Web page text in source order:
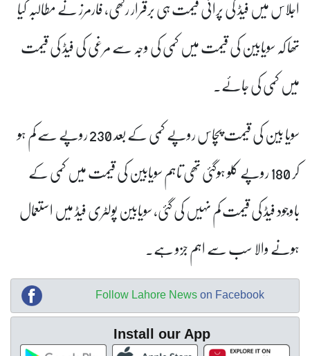
اجلاس میں فیڈ کی پرانی قیمت ہی برقرار رکھی، فارمرز نے مطالبہ کیا
تھا کہ سویابین کی قیمت میں کمی کی وجہ سے مرغی کی فیڈ کی قیمت
میں کمی کی جائے۔
سویا بین کی قیمت پچاس روپے کمی کے بعد 230 روپے سے کم ہو
کر 180 روپے کلو ہوگئی تھی تاہم سویابین کی قیمت میں کمی کے
باوجود فیڈ کی قیمت کم نہیں کی گئی، سویابین پولٹری فیڈ میں استعمال
ہونے والا سب سے اہم جزو ہے۔
Follow Lahore News on Facebook
Install our App